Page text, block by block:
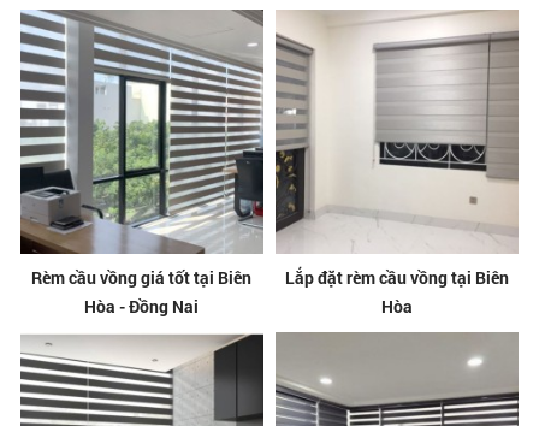
Rèm cầu vồng giá tốt tại Biên
Hòa - Đồng Nai
Lắp đặt rèm cầu vồng tại Biên
Hòa